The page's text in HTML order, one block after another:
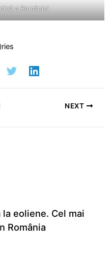
a României
NEXT
eoliene. Cel mai
România